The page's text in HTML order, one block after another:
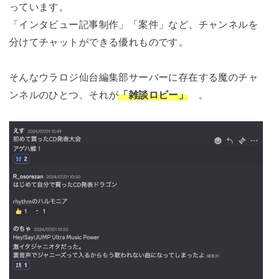
っています。
「インタビュー記事制作」「案件」など、チャンネルを
分けてチャットができる優れものです。
そんなウラロジ仙台編集部サーバーに存在する魔のチャ
ンネルのひとつ、それが「雑談ロビー」 。